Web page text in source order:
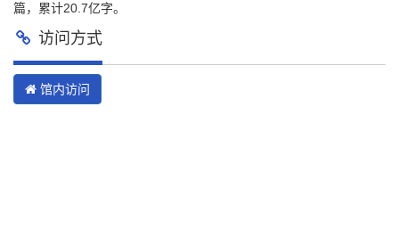
篇，累计20.7亿字。
访问方式
馆内访问